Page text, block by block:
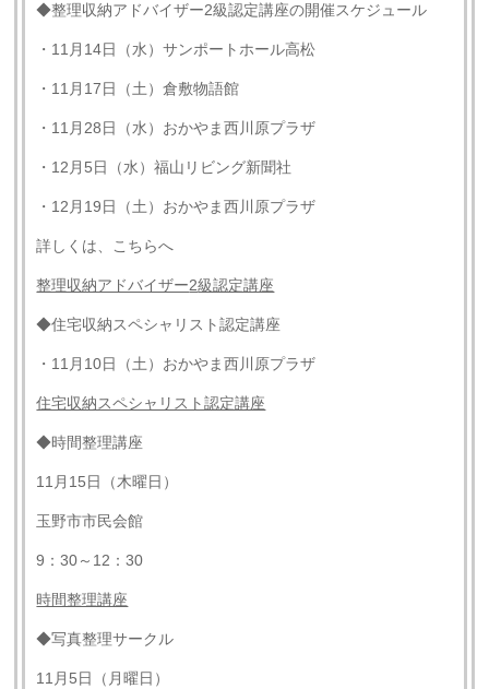
◆整理収納アドバイザー2級認定講座の開催スケジュール
・11月14日（水）サンポートホール高松
・11月17日（土）倉敷物語館
・11月28日（水）おかやま西川原プラザ
・12月5日（水）福山リビング新聞社
・12月19日（土）おかやま西川原プラザ
詳しくは、こちらへ
整理収納アドバイザー2級認定講座
◆住宅収納スペシャリスト認定講座
・11月10日（土）おかやま西川原プラザ
住宅収納スペシャリスト認定講座
◆時間整理講座
11月15日（木曜日）
玉野市市民会館
9：30～12：30
時間整理講座
◆写真整理サークル
11月5日（月曜日）